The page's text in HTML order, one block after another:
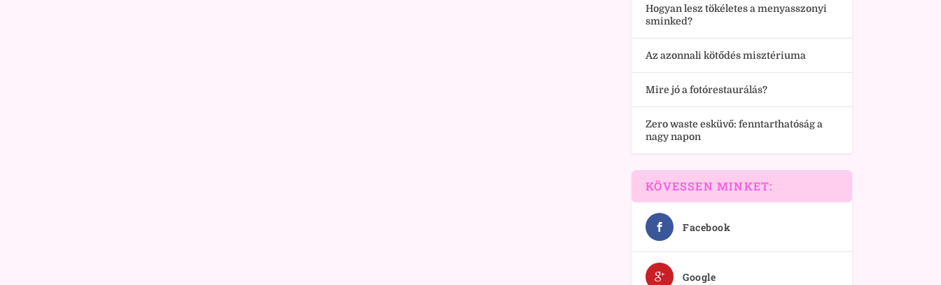
Hogyan lesz tökéletes a menyasszonyi
sminked?
Az azonnali kötődés misztériuma
Mire jó a fotórestaurálás?
Zero waste esküvő: fenntarthatóság a
nagy napon
KÖVESSEN MINKET:
Facebook
Google